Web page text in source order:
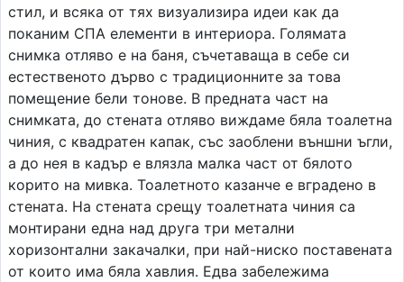
стил, и всяка от тях визуализира идеи как да
поканим СПА елементи в интериора. Голямата
снимка отляво е на баня, съчетаваща в себе си
естественото дърво с традиционните за това
помещение бели тонове. В предната част на
снимката, до стената отляво виждаме бяла тоалетна
чиния, с квадратен капак, със заоблени външни ъгли,
а до нея в кадър е влязла малка част от бялото
корито на мивка. Тоалетното казанче е вградено в
стената. На стената срещу тоалетната чиния са
монтирани една над друга три метални
хоризонтални закачалки, при най-ниско поставената
от които има бяла хавлия. Едва забележима